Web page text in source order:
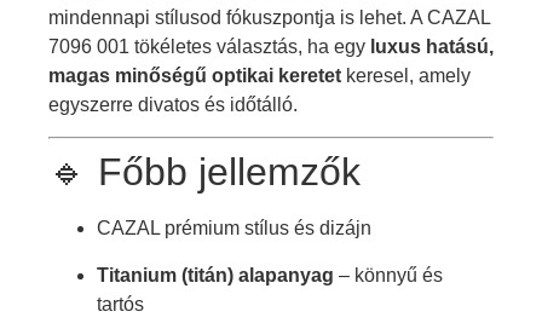
mindennapi stílusod fókuszpontja is lehet. A CAZAL
7096 001 tökéletes választás, ha egy luxus hatású,
magas minőségű optikai keretet keresel, amely
egyszerre divatos és időtálló.
🔹 Főbb jellemzők
CAZAL prémium stílus és dizájn
Titanium (titán) alapanyag – könnyű és
tartós